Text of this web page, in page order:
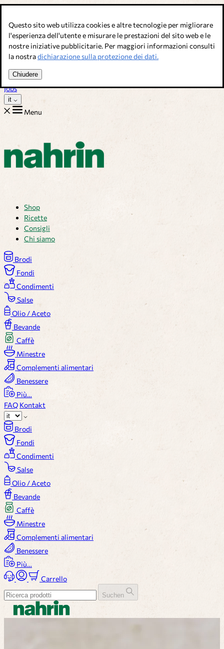
Questo sito web utilizza cookies e altre tecnologie per migliorare
l'esperienza dell'utente e misurare le prestazioni del sito web e le
nostre iniziative pubblicitarie. Per maggiori informazioni consulti
la nostradichiarazione sulla protezione dei dati.
Chiudere
Brodi, condimenti & complementi alimentari. Qualità svizzera.
Assistenza Clienti
Ricette
Consigli
Chi siamo
Jobs
it
Menu
Shop
Ricette
Consigli
Chi siamo
Brodi
Fondi
Condimenti
Salse
Olio / Aceto
Bevande
Caffè
Minestre
Complementi alimentari
Benessere
Più…
FAQ Kontakt
Brodi
Fondi
Condimenti
Salse
Olio / Aceto
Bevande
Caffè
Minestre
Complementi alimentari
Benessere
Più…
Carrello
Suchen